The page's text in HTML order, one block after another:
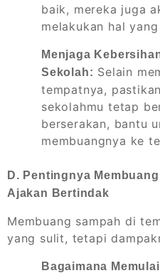
baik, mereka juga
melakukan hal yang
Menjaga
Sekolah: Selain
tempatnya,
sekolahmu tetap
berserakan, bantu
membuangnya ke
D. Pentingnya
Ajakan Bertindak
Membuang sampah di
yang sulit, tetapi
Bagaimana